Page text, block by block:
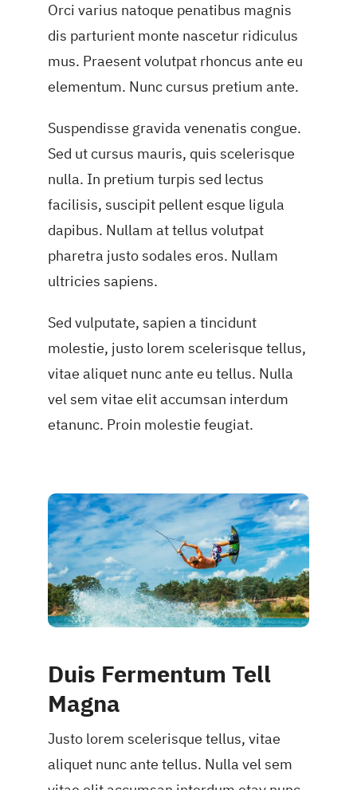
Orci varius natoque penatibus magnis
dis parturient monte nascetur ridiculus
mus. Praesent volutpat rhoncus ante eu
elementum. Nunc cursus pretium ante.
Suspendisse gravida venenatis congue.
Sed ut cursus mauris, quis scelerisque
nulla. In pretium turpis sed lectus
facilisis, suscipit pellent esque ligula
dapibus. Nullam at tellus volutpat
pharetra justo sodales eros. Nullam
ultricies sapiens.
Sed vulputate, sapien a tincidunt
molestie, justo lorem scelerisque tellus,
vitae aliquet nunc ante eu tellus. Nulla
vel sem vitae elit accumsan interdum
etanunc. Proin molestie feugiat.
Duis Fermentum Tell
Magna
Justo lorem scelerisque tellus, vitae
aliquet nunc ante tellus. Nulla vel sem